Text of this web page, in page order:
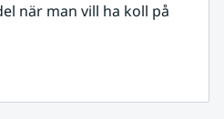
när man vill ha koll på